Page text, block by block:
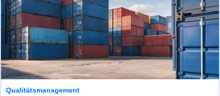
Qualitätsmanagement